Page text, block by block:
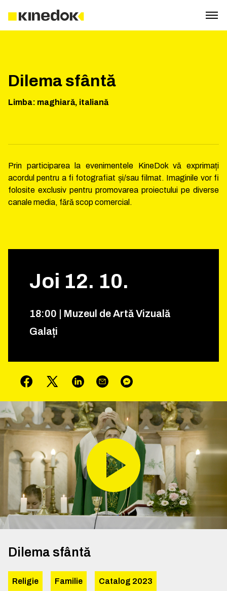
Dilema sfântă
Limba: maghiară, italiană
Prin participarea la evenimentele KineDok vă exprimați
acordul pentru a fi fotografiat și/sau filmat. Imaginile vor fi
folosite exclusiv pentru promovarea proiectului pe diverse
canale media, fără scop comercial.
Joi 12. 10.
18:00
Muzeul de Artă Vizuală
Galați
Dilema sfântă
Religie Familie Catalog 2023